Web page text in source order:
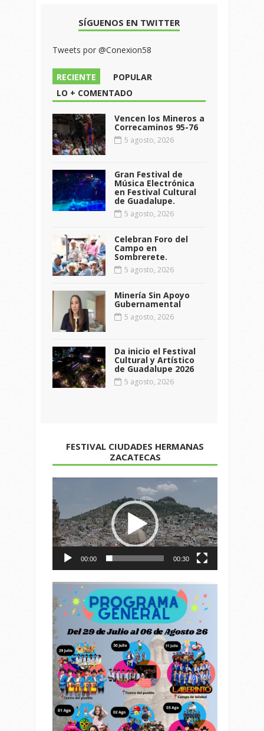
SÍGUENOS EN TWITTER
Tweets por @Conexion58
RECIENTE
POPULAR
LO + COMENTADO
Vencen los Mineros a
Correcaminos 95-76
5 agosto, 2026
Gran Festival de
Música Electrónica
en Festival Cultural
de Guadalupe.
5 agosto, 2026
Celebran Foro del
Campo en
Sombrerete.
5 agosto, 2026
Minería Sin Apoyo
Gubernamental
5 agosto, 2026
Da inicio el Festival
Cultural y Artístico
de Guadalupe 2026
5 agosto, 2026
FESTIVAL CIUDADES HERMANAS
ZACATECAS
de
vídeo
00:00 00:30